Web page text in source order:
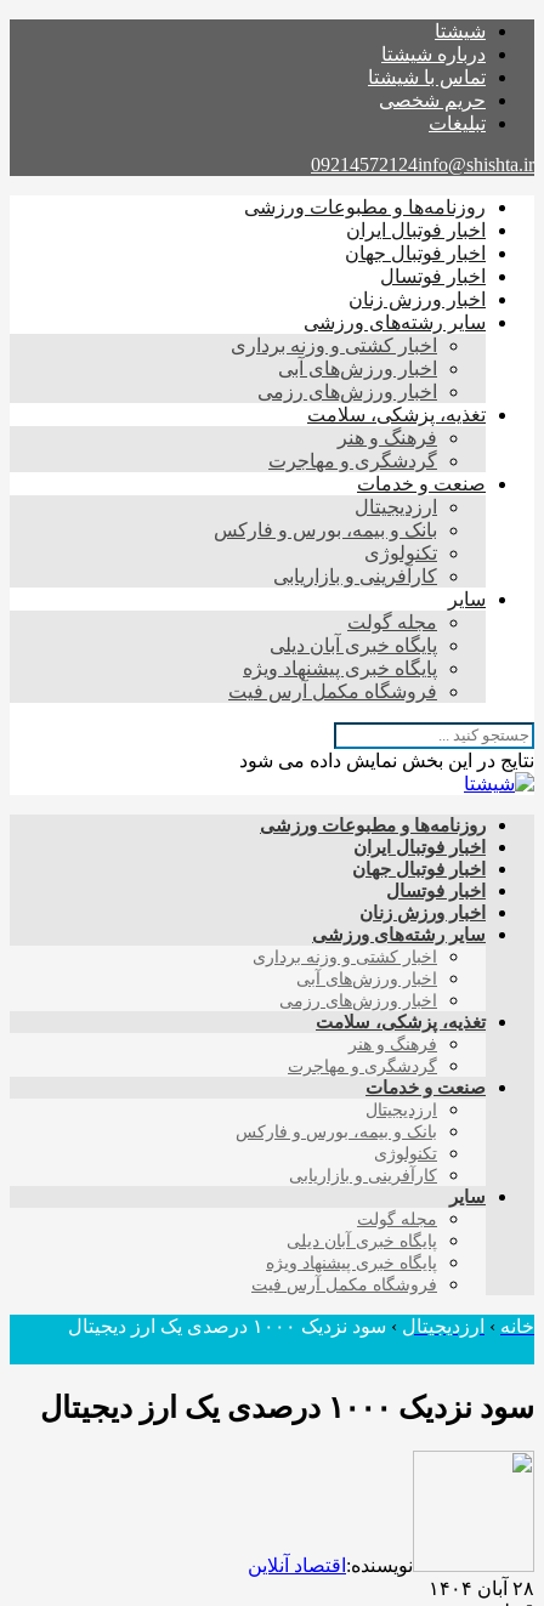
شیشتا
درباره شیشتا
تماس با شیشتا
حریم شخصی
تبلیغات
09214572124info@shishta.ir
روزنامه‌ها و مطبوعات ورزشی
اخبار فوتبال ایران
اخبار فوتبال جهان
اخبار فوتسال
اخبار ورزش زنان
سایر رشته‌های ورزشی
اخبار کشتی و وزنه برداری
اخبار ورزش‌های آبی
اخبار ورزش‌های رزمی
تغذیه، پزشکی، سلامت
فرهنگ و هنر
گردشگری و مهاجرت
صنعت و خدمات
ارزدیجیتال
بانک و بیمه، بورس و فارکس
تکنولوژی
کارآفرینی و بازاریابی
سایر
مجله گولت
پایگاه خبری آبان دیلی
پایگاه خبری پیشنهاد ویژه
فروشگاه مکمل آرس فیت
نتایج در این بخش نمایش داده می شود
روزنامه‌ها و مطبوعات ورزشی
اخبار فوتبال ایران
اخبار فوتبال جهان
اخبار فوتسال
اخبار ورزش زنان
سایر رشته‌های ورزشی
اخبار کشتی و وزنه برداری
اخبار ورزش‌های آبی
اخبار ورزش‌های رزمی
تغذیه، پزشکی، سلامت
فرهنگ و هنر
گردشگری و مهاجرت
صنعت و خدمات
ارزدیجیتال
بانک و بیمه، بورس و فارکس
تکنولوژی
کارآفرینی و بازاریابی
سایر
مجله گولت
پایگاه خبری آبان دیلی
پایگاه خبری پیشنهاد ویژه
فروشگاه مکمل آرس فیت
خانه › ارزدیجیتال › سود نزدیک ۱۰۰۰ درصدی یک ارز دیجیتال
سود نزدیک ۱۰۰۰ درصدی یک ارز دیجیتال
نویسنده: اقتصاد آنلاین
۲۸ آبان ۱۴۰۴